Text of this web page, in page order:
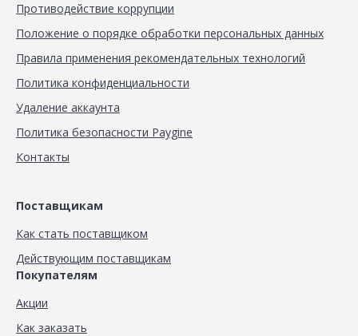
Противодействие коррупции
Положение о порядке обработки персональных данных
Правила применения рекомендательных технологий
Политика конфиденциальности
Удаление аккаунта
Политика безопасности Paygine
Контакты
Поставщикам
Как стать поставщиком
Действующим поставщикам
Покупателям
Акции
Как заказать